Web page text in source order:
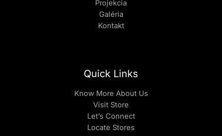
Projekcia
Galéria
Kontakt
Quick Links
Know More About Us
Visit Store
Let’s Connect
Locate Stores